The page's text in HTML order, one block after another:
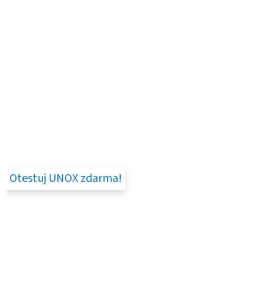
Otestuj UNOX zdarma!